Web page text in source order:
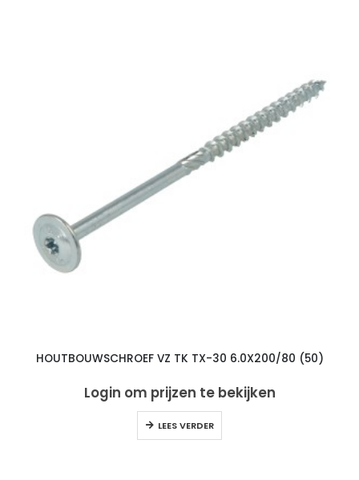
HOUTBOUWSCHROEF VZ TK TX-30 6.0X200/80 (50)
Login om prijzen te bekijken
LEES VERDER